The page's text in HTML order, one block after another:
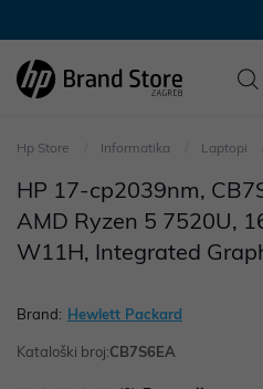
Hp Store Informatika Laptopi
HP 17-cp2039nm,
AMD Ryzen 5 7520U,
W11H, Integrated
Brand: Hewlett Packard
Kataloški broj:CB7S6EA